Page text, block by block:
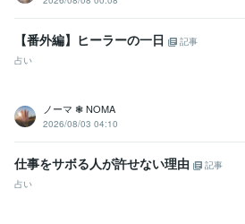
【番外編】ヒーラーの一日
記事
占い
ノーマ ❃ NOMA
2026/08/03 04:10
仕事をサボる人が許せない理由
記事
占い